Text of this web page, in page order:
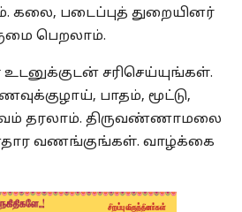
கலை, படைப்புத் துறையினர்
பெறலாம்.
சரிசெய்யுங்கள்.
பாதம், மூட்டு,
தரலாம். திருவண்ணாமலை
வணங்குங்கள். வாழ்க்கை